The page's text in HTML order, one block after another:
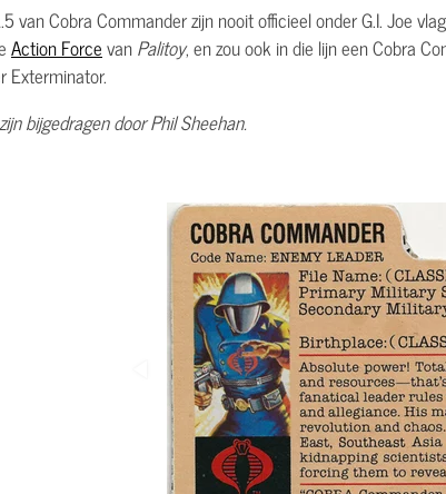
van Cobra Commander zijn nooit officieel onder G.I. Joe
Action ForcevanPalitoy, en zou ook in die lijn een Cobra
Exterminator.
bijgedragen door Phil Sheehan.